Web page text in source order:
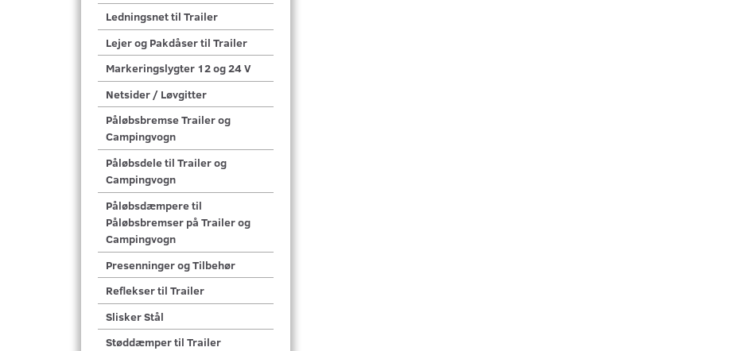
Ledningsnet til Trailer
Lejer og Pakdåser til Trailer
Markeringslygter 12 og 24 V
Netsider / Løvgitter
Påløbsbremse Trailer og
Campingvogn
Påløbsdele til Trailer og
Campingvogn
Påløbsdæmpere til
Påløbsbremser på Trailer og
Campingvogn
Presenninger og Tilbehør
Reflekser til Trailer
Slisker Stål
Støddæmper til Trailer